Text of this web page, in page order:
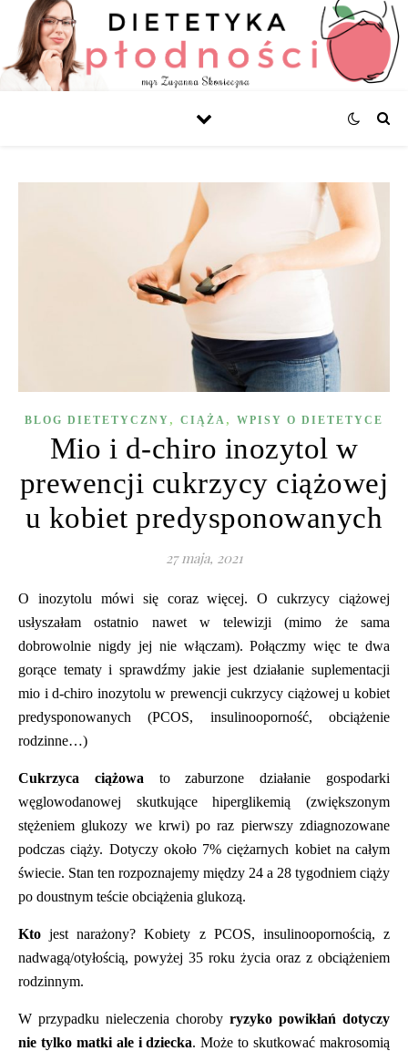
BLOG DIETETYCZNY , CIĄŻA , WPISY O DIETETYCE
Mio i d-chiro inozytol w
prewencji cukrzycy ciążowej
u kobiet predysponowanych
27 maja, 2021
O inozytolu mówi się coraz więcej. O cukrzycy ciążowej
usłyszałam ostatnio nawet w telewizji (mimo że sama
dobrowolnie nigdy jej nie włączam). Połączmy więc te dwa
gorące tematy i sprawdźmy jakie jest działanie suplementacji
mio i d-chiro inozytolu w prewencji cukrzycy ciążowej u kobiet
predysponowanych (PCOS, insulinooporność, obciążenie
rodzinne…)
Cukrzyca ciążowa to zaburzone działanie gospodarki
węglowodanowej skutkujące hiperglikemią (zwiększonym
stężeniem glukozy we krwi) po raz pierwszy zdiagnozowane
podczas ciąży. Dotyczy około 7% ciężarnych kobiet na całym
świecie. Stan ten rozpoznajemy między 24 a 28 tygodniem ciąży
po doustnym teście obciążenia glukozą.
Kto jest narażony? Kobiety z PCOS, insulinoopornością, z
nadwagą/otyłością, powyżej 35 roku życia oraz z obciążeniem
rodzinnym.
W przypadku nieleczenia choroby ryzyko powikłań dotyczy
nie tylko matki ale i dziecka. Może to skutkować makrosomią